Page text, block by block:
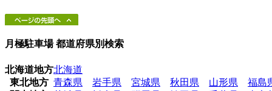
月極駐車場 都道府県別検索
北海道地方北海道
東北地方 青森県 岩手県 宮城県 秋田県 山形県
福島